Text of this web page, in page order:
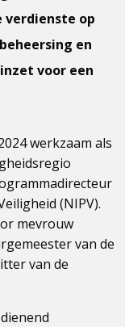
verdienste op
en
voor een
werkzaam als
(NIPV).
mevrouw
van de
van de